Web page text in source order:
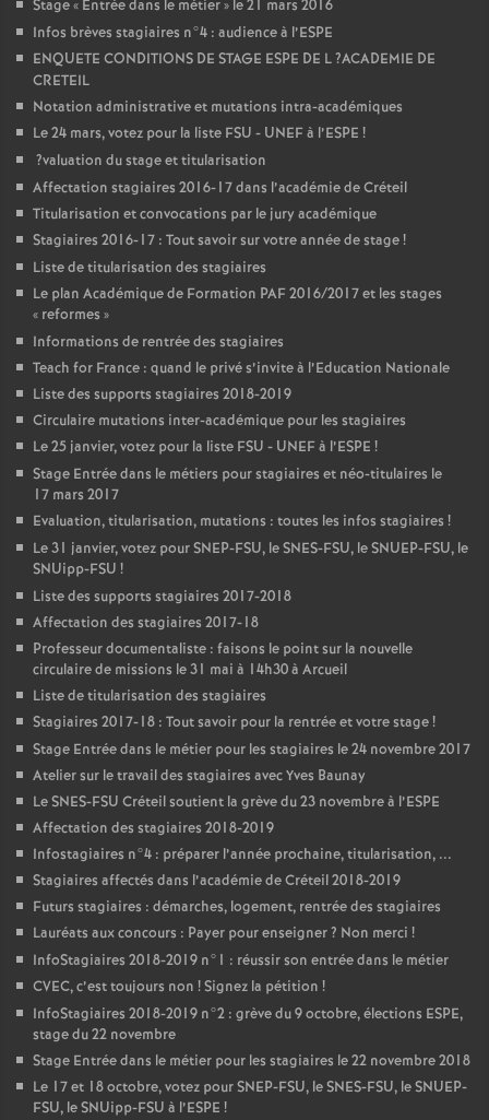
Stage « Entrée dans le métier» le 21 mars 2016
Infos brèves stagiaires n°4 : audience à l’ESPE
ENQUETE CONDITIONS DE STAGE ESPE DE L?ACADEMIE DE
CRETEIL
Notation administrative et mutations intra-académiques
Le 24 mars, votez pour la liste FSU - UNEFà l’ESPE !
?valuation du stage et titularisation
Affectation stagiaires 2016-17 dans l’académie de Créteil
Titularisation et convocations par le jury académique
Stagiaires 2016-17 : Tout savoir sur votre année de stage!
Liste de titularisation des stagiaires
Le plan Académique de Formation PAF2016/2017 et les stages
« reformes »
Informations de rentrée des stagiaires
Teach for France : quand le privé s’invite à l’Education Nationale
Liste des supports stagiaires 2018-2019
Circulaire mutations inter-académique pour les stagiaires
Le 25 janvier, votez pour la liste FSU - UNEFà l’ESPE !
Stage Entrée dans le métiers pour stagiaires et néo-titulaires le
17 mars 2017
Evaluation, titularisation, mutations : toutes les infos stagiaires !
Le 31 janvier, votez pourSNEP-FSU, leSNES-FSU, leSNUEP-FSU, le
SNUipp-FSU !
Liste des supports stagiaires 2017-2018
Affectation des stagiaires 2017-18
Professeur documentaliste : faisons le point sur la nouvelle
circulaire de missions le 31 mai à 14h30 à Arcueil
Liste de titularisation des stagiaires
Stagiaires 2017-18 : Tout savoir pour la rentrée et votre stage!
Stage Entrée dans le métier pour les stagiaires le 24 novembre 2017
Atelier sur le travail des stagiaires avec Yves Baunay
LeSNES-FSU Créteil soutient la grève du 23 novembre à l’ESPE
Affectation des stagiaires 2018-2019
Infostagiaires n°4 : préparer l’année prochaine, titularisation, ...
Stagiaires affectés dans l’académie de Créteil 2018-2019
Futurs stagiaires : démarches, logement, rentrée des stagiaires
Lauréats aux concours : Payer pour enseigner? Non merci !
InfoStagiaires 2018-2019 n°1 : réussir son entrée dans le métier
CVEC, c’est toujours non ! Signez la pétition !
InfoStagiaires 2018-2019 n°2 : grève du 9 octobre, élections ESPE,
stage du 22 novembre
Stage Entrée dans le métier pour les stagiaires le 22 novembre 2018
Le 17 et 18 octobre, votez pourSNEP-FSU, leSNES-FSU, leSNUEP-
FSU, le SNUipp-FSU à l’ESPE !